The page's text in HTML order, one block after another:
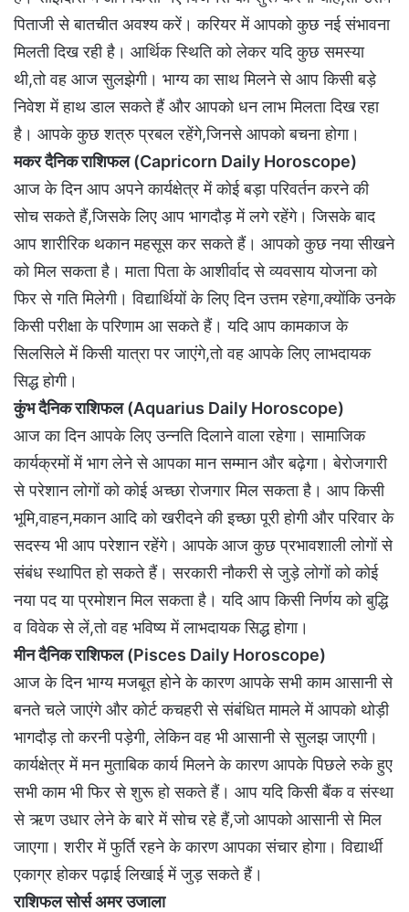
पिताजी से बातचीत अवश्य करें। करियर में आपको कुछ नई संभावना
मिलती दिख रही है। आर्थिक स्थिति को लेकर यदि कुछ समस्या
थी,तो वह आज सुलझेगी। भाग्य का साथ मिलने से आप किसी बड़े
निवेश में हाथ डाल सकते हैं और आपको धन लाभ मिलता दिख रहा
है। आपके कुछ शत्रु प्रबल रहेंगे,जिनसे आपको बचना होगा।
मकर दैनिक राशिफल (Capricorn Daily Horoscope)
आज के दिन आप अपने कार्यक्षेत्र में कोई बड़ा परिवर्तन करने की
सोच सकते हैं,जिसके लिए आप भागदौड़ में लगे रहेंगे। जिसके बाद
आप शारीरिक थकान महसूस कर सकते हैं। आपको कुछ नया सीखने
को मिल सकता है। माता पिता के आशीर्वाद से व्यवसाय योजना को
फिर से गति मिलेगी। विद्यार्थियों के लिए दिन उत्तम रहेगा,क्योंकि उनके
किसी परीक्षा के परिणाम आ सकते हैं। यदि आप कामकाज के
सिलसिले में किसी यात्रा पर जाएंगे,तो वह आपके लिए लाभदायक
सिद्ध होगी।
कुंभ दैनिक राशिफल (Aquarius Daily Horoscope)
आज का दिन आपके लिए उन्नति दिलाने वाला रहेगा। सामाजिक
कार्यक्रमों में भाग लेने से आपका मान सम्मान और बढ़ेगा। बेरोजगारी
से परेशान लोगों को कोई अच्छा रोजगार मिल सकता है। आप किसी
भूमि,वाहन,मकान आदि को खरीदने की इच्छा पूरी होगी और परिवार के
सदस्य भी आप परेशान रहेंगे। आपके आज कुछ प्रभावशाली लोगों से
संबंध स्थापित हो सकते हैं। सरकारी नौकरी से जुड़े लोगों को कोई
नया पद या प्रमोशन मिल सकता है। यदि आप किसी निर्णय को बुद्धि
व विवेक से लें,तो वह भविष्य में लाभदायक सिद्ध होगा।
मीन दैनिक राशिफल (Pisces Daily Horoscope)
आज के दिन भाग्य मजबूत होने के कारण आपके सभी काम आसानी से
बनते चले जाएंगे और कोर्ट कचहरी से संबंधित मामले में आपको थोड़ी
भागदौड़ तो करनी पड़ेगी, लेकिन वह भी आसानी से सुलझ जाएगी।
कार्यक्षेत्र में मन मुताबिक कार्य मिलने के कारण आपके पिछले रुके हुए
सभी काम भी फिर से शुरू हो सकते हैं। आप यदि किसी बैंक व संस्था
से ऋण उधार लेने के बारे में सोच रहे हैं,जो आपको आसानी से मिल
जाएगा। शरीर में फुर्ति रहने के कारण आपका संचार होगा। विद्यार्थी
एकाग्र होकर पढ़ाई लिखाई में जुड़ सकते हैं।
राशिफल सोर्स अमर उजाला